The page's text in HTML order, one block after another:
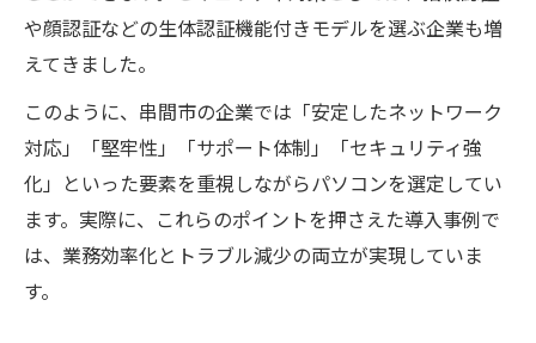
や顔認証などの生体認証機能付きモデルを選ぶ企業も増
えてきました。
このように、串間市の企業では「安定したネットワーク
対応」「堅牢性」「サポート体制」「セキュリティ強
化」といった要素を重視しながらパソコンを選定してい
ます。実際に、これらのポイントを押さえた導入事例で
は、業務効率化とトラブル減少の両立が実現していま
す。